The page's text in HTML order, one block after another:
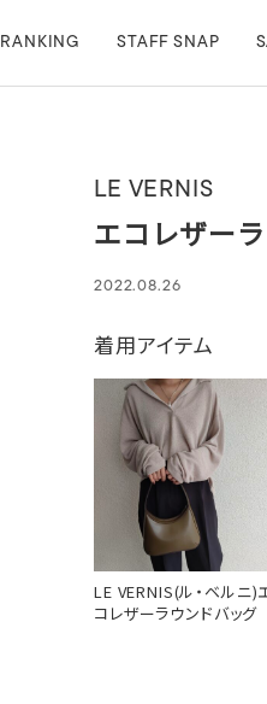
RANKING STAFF SNAP
LE VERNIS
エコレザー
2022.08.26
着用アイテム
LE VERNIS(ル・ベルニ)
コレザーラウンドバッグ